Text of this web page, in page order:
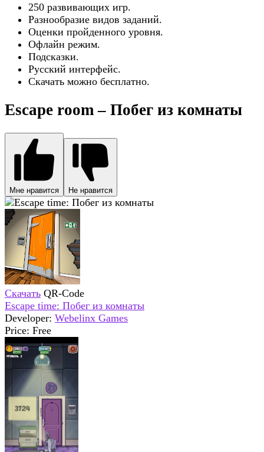
250 развивающих игр.
Разнообразие видов заданий.
Оценки пройденного уровня.
Офлайн режим.
Подсказки.
Русский интерфейс.
Скачать можно бесплатно.
Escape room – Побег из комнаты
Мне нравится Не нравится
Скачать QR-Code
Escape time: Побег из комнаты
Developer: Webelinx Games
Price: Free